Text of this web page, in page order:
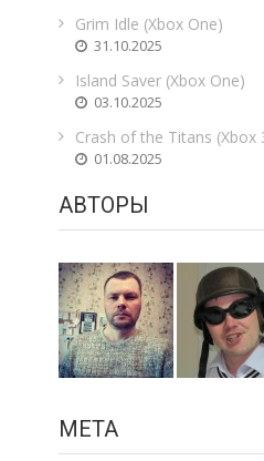
Grim Idle (Xbox One)
31.10.2025
Island Saver (Xbox One)
03.10.2025
Crash of the Titans (Xbox
01.08.2025
АВТОРЫ
МЕТА